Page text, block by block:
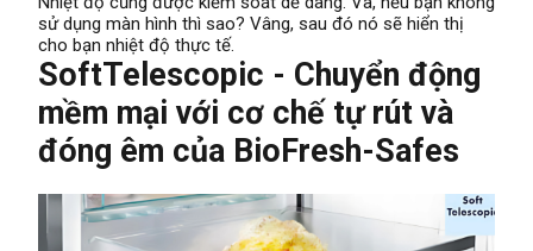
sử dụng màn hình thì sao? Vâng, sau đó nó sẽ hiển thị
cho bạn nhiệt độ thực tế.
SoftTelescopic - Chuyển động
mềm mại với cơ chế tự rút và
đóng êm của BioFresh-Safes